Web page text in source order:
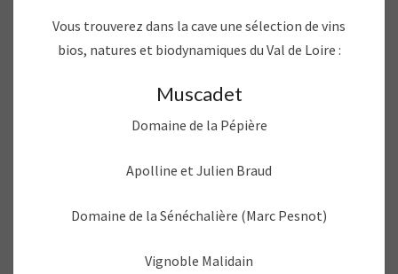
Vous trouverez dans la cave une sélection de vins
bios, natures et biodynamiques du Val de Loire :
Muscadet
Domaine de la Pépière
Apolline et Julien Braud
Domaine de la Sénéchalière (Marc Pesnot)
Vignoble Malidain